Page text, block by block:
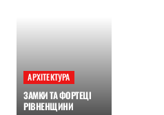
АРХІТЕКТУРА
ЗАМКИ ТА ФОРТЕЦІ
РІВНЕНЩИНИ